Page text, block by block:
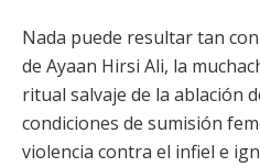
Nada puede resultar tan
de Ayaan Hirsi Ali, la
ritual salvaje de la ablación
condiciones de sumisión
violencia contra el infiel e